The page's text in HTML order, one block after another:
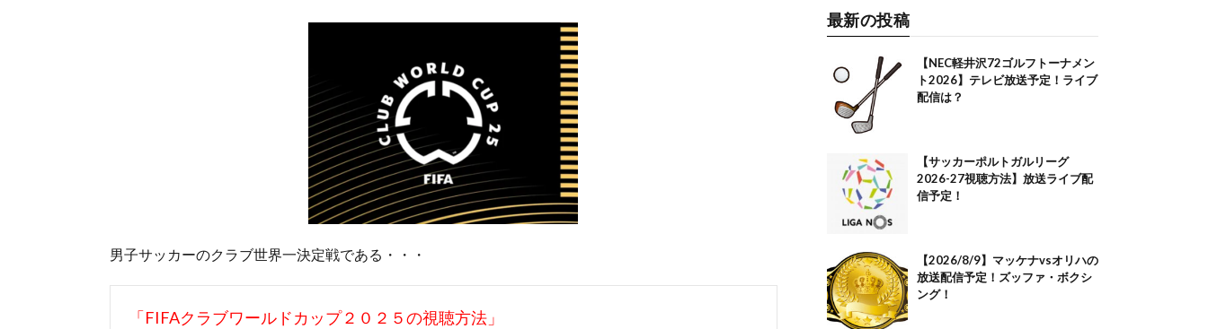
男子サッカーのクラブ世界一決定戦である・・・
「FIFAクラブワールドカップ２０２５の視聴方法」
最新の投稿
【NEC軽井沢72ゴルフトーナメン
ト2026】テレビ放送予定！ライブ
配信は？
【サッカーポルトガルリーグ
2026-27視聴方法】放送ライブ配
信予定！
【2026/8/9】マッケナvsオリハの
放送配信予定！ズッファ・ボクシ
ング！